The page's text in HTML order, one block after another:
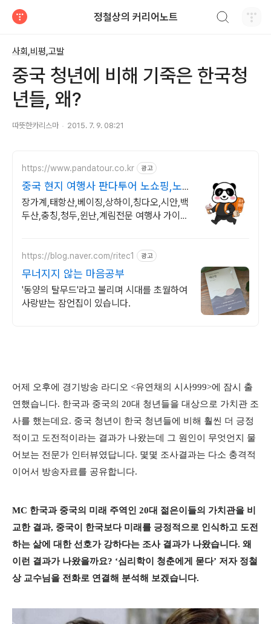
정철상의 커리어노트
사회,비평,고발
중국 청년에 비해 기죽은 한국청
년들, 왜?
따뜻한카리스마 2015. 7. 9. 08:21
https://www.pandatour.co.kr 광고
중국 현지 여행사 판다투어 노쇼핑,노
옵션,노팁
장가계,태항산,베이징,상하이,칭다오,시안,백
두산,충칭,청두,윈난,계림전문 여행사 가이드
https://blog.naver.com/ritec1 광고
무너지지 않는 마음공부
'동양의 탈무드'라고 불리며 시대를 초월하여
사랑받는 잠언집이 있습니다.
어제 오후에 경기방송 라디오 <유연채의 시사999>에 잠시 출
연했습니다. 한국과 중국의 20대 청년들을 대상으로 가치관 조
사를 했는데요. 중국 청년이 한국 청년들에 비해 훨씬 더 긍정
적이고 도전적이라는 결과가 나왔는데 그 원인이 무엇언지 물
어보는 전문가 인터뷰였답니다. 몇몇 조사결과는 다소 충격적
이어서 방송자료를 공유합니다.
MC 한국과 중국의 미래 주역인 20대 젊은이들의 가치관을 비
교한 결과, 중국이 한국보다 미래를 긍정적으로 인식하고 도전
하는 삶에 대한 선호가 강하다는 조사 결과가 나왔습니다. 왜
이런 결과가 나왔을까요? ‘심리학이 청춘에게 묻다’ 저자 정철
상 교수님을 전화로 연결해 분석해 보겠습니다.